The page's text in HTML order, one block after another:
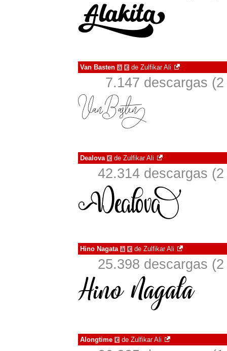
Van Basten à € de Zulfikar Ali
7.147 descargas
Dealova € de Zulfikar Ali
42.314 descargas
Hino Nagata à € de Zulfikar Ali
25.398 descargas
Alongtime € de Zulfikar Ali